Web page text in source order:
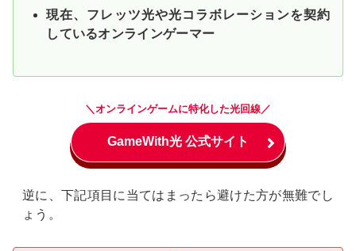
現在、フレッツ光や光コラボレーションを契約
しているオンラインゲーマー
＼オンラインゲームに特化した光回線／
GameWith光 公式サイト
逆に、下記項目に当てはまったら避けた方が無難でし
ょう。